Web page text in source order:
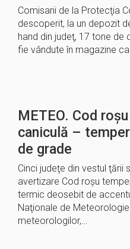
Comisarii de la Protecţia
descoperit, la un depozit
hand din judeţ, 17 tone de
fie vândute în magazine
METEO. Cod
caniculă –
de grade
Cinci judeţe din vestul
avertizare Cod roşu
termic deosebit de
Naţionale de
meteorologilor,…